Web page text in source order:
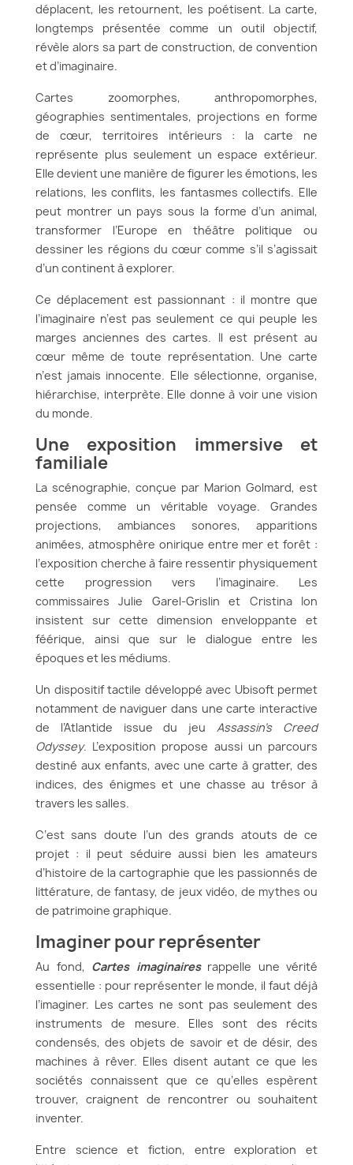
déplacent, les retournent, les poétisent. La carte,
longtemps présentée comme un outil objectif,
révèle alors sa part de construction, de convention
et d’imaginaire.
Cartes zoomorphes, anthropomorphes,
géographies sentimentales, projections en forme
de cœur, territoires intérieurs : la carte ne
représente plus seulement un espace extérieur.
Elle devient une manière de figurer les émotions, les
relations, les conflits, les fantasmes collectifs. Elle
peut montrer un pays sous la forme d’un animal,
transformer l’Europe en théâtre politique ou
dessiner les régions du cœur comme s’il s’agissait
d’un continent à explorer.
Ce déplacement est passionnant : il montre que
l’imaginaire n’est pas seulement ce qui peuple les
marges anciennes des cartes. Il est présent au
cœur même de toute représentation. Une carte
n’est jamais innocente. Elle sélectionne, organise,
hiérarchise, interprète. Elle donne à voir une vision
du monde.
Une exposition immersive et
familiale
La scénographie, conçue par Marion Golmard, est
pensée comme un véritable voyage. Grandes
projections, ambiances sonores, apparitions
animées, atmosphère onirique entre mer et forêt :
l’exposition cherche à faire ressentir physiquement
cette progression vers l’imaginaire. Les
commissaires Julie Garel-Grislin et Cristina Ion
insistent sur cette dimension enveloppante et
féérique, ainsi que sur le dialogue entre les
époques et les médiums.
Un dispositif tactile développé avec Ubisoft permet
notamment de naviguer dans une carte interactive
de l’Atlantide issue du jeuAssassin’s Creed
Odyssey. L’exposition propose aussi un parcours
destiné aux enfants, avec une carte à gratter, des
indices, des énigmes et une chasse au trésor à
travers les salles.
C’est sans doute l’un des grands atouts de ce
projet : il peut séduire aussi bien les amateurs
d’histoire de la cartographie que les passionnés de
littérature, de fantasy, de jeux vidéo, de mythes ou
de patrimoine graphique.
Imaginer pour représenter
Au fond, Cartes imaginairesrappelle une vérité
essentielle : pour représenter le monde, il faut déjà
l’imaginer. Les cartes ne sont pas seulement des
instruments de mesure. Elles sont des récits
condensés, des objets de savoir et de désir, des
machines à rêver. Elles disent autant ce que les
sociétés connaissent que ce qu’elles espèrent
trouver, craignent de rencontrer ou souhaitent
inventer.
Entre science et fiction, entre exploration et